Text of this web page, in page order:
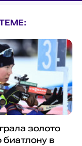
золото
биатлону в